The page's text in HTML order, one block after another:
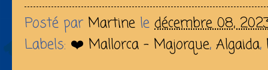
Posté par Martine le décembre 08,
Labels: ❤️ Mallorca - Majorque, Algaida,